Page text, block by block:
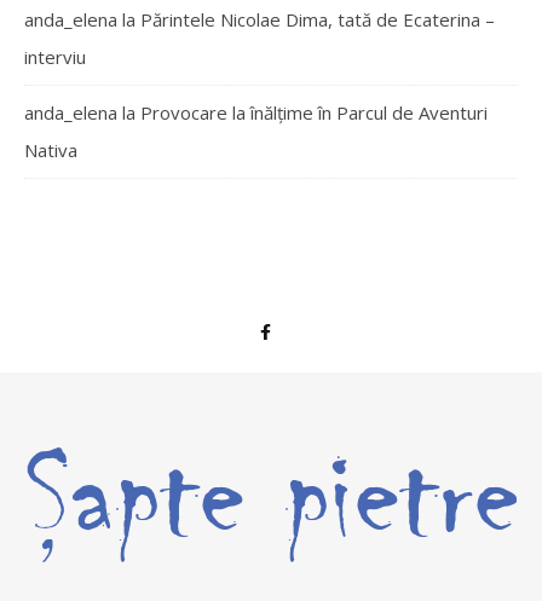
anda_elena la Părintele Nicolae Dima, tată de Ecaterina –
interviu
anda_elena la Provocare la înălțime în Parcul de Aventuri
Nativa